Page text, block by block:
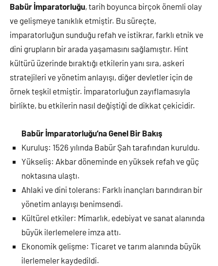
Babür İmparatorluğu, tarih boyunca birçok önemli olay
ve gelişmeye tanıklık etmiştir. Bu süreçte,
imparatorluğun sunduğu refah ve istikrar, farklı etnik ve
dini grupların bir arada yaşamasını sağlamıştır. Hint
kültürü üzerinde bıraktığı etkilerin yanı sıra, askeri
stratejileri ve yönetim anlayışı, diğer devletler için de
örnek teşkil etmiştir. İmparatorluğun zayıflamasıyla
birlikte, bu etkilerin nasıl değiştiği de dikkat çekicidir.
Babür İmparatorluğu’na Genel Bir Bakış
Kuruluş: 1526 yılında Babür Şah tarafından kuruldu.
Yükseliş: Akbar döneminde en yüksek refah ve güç
noktasına ulaştı.
Ahlaki ve dini tolerans: Farklı inançları barındıran bir
yönetim anlayışı benimsendi.
Kültürel etkiler: Mimarlık, edebiyat ve sanat alanında
büyük ilerlemelere imza attı.
Ekonomik gelişme: Ticaret ve tarım alanında büyük
ilerlemeler kaydedildi.